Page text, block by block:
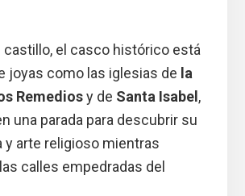
castillo, el casco histórico está
joyas como las iglesias de la
Remediosy de Santa Isabel ,
una parada para descubrir su
y arte religioso mientras
calles empedradas del